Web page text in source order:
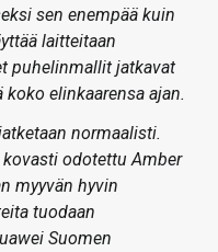
sen enempää kuin
laitteitaan
puhelinmallit jatkavat
elinkaarensa ajan.
normaalisti.
odotettu Amber
myyvän hyvin
tuodaan
Suomen